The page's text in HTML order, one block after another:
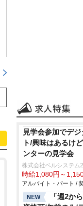
見学会参加でデ
ト/興味はあるけ
ンターの見学会
株式会社ベルシステム
時給1,080円～
アルバイト・パート /
NEW
「週2か